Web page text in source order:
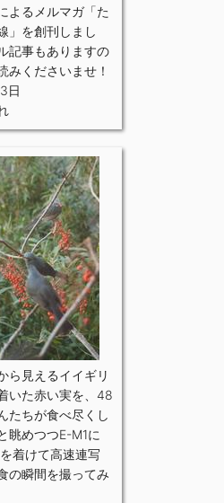
よるメルマガ「た
」を創刊しまし
記事もありますの
みくださいませ！
日
ら見えるイイギリ
いた赤い実を、48
たちが食べ尽くし
眺めつつE-M1に
着けて高速連写
の瞬間を撮ってみ